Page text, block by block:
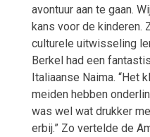
avontuur aan te gaan.
kans voor de kinderen.
culturele uitwisseling
Berkel had een
Italiaanse Naima. “Het
meiden hebben
was wel wat drukker
erbij.” Zo vertelde de